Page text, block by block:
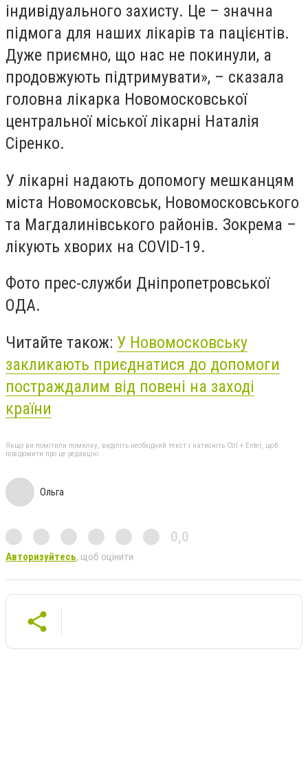
індивідуального захисту. Це – значна
підмога для наших лікарів та пацієнтів.
Дуже приємно, що нас не покинули, а
продовжують підтримувати», – сказала
головна лікарка Новомосковської
центральної міської лікарні Наталія
Сіренко.
У лікарні надають допомогу мешканцям
міста Новомосковськ, Новомосковського
та Магдалинівського районів. Зокрема –
лікують хворих на COVID-19.
Фото прес-служби Дніпропетровської
ОДА.
Читайте також: У Новомосковську
закликають приєднатися до допомоги
постраждалим від повені на заході
країни
Якщо ви помітили помилку, виділіть необхідний текст і натисніть Ctrl + Enter, щоб
повідомити про це редакцію
Ольга
0,0
Авторизуйтесь, щоб оцінити